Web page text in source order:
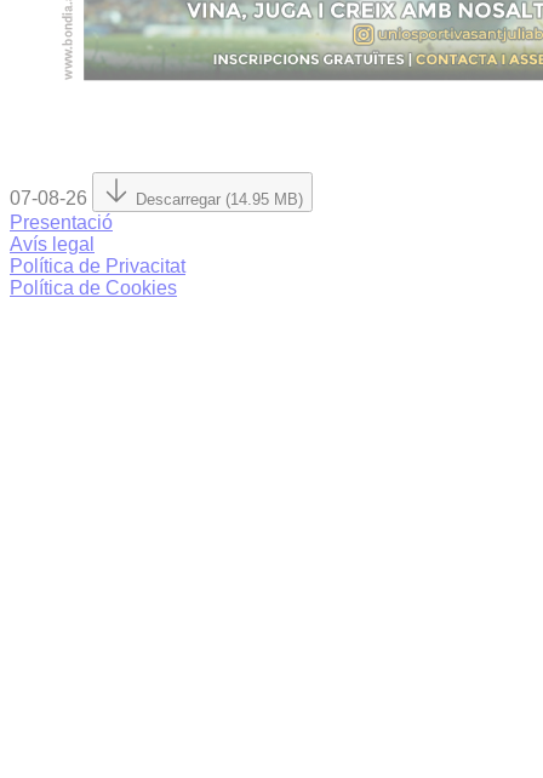
07-08-26 Descarregar (14.95 MB)
Presentació
Avís legal
Política de Privacitat
Política de Cookies